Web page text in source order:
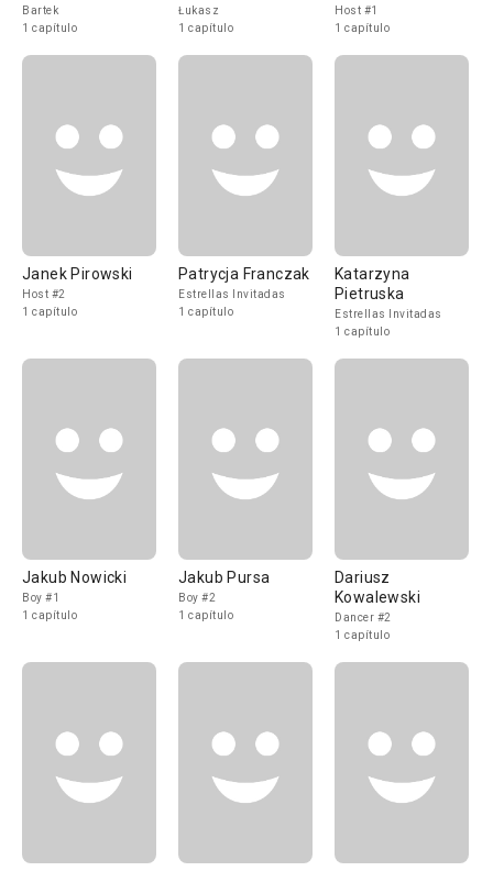
Bartek
1 capítulo
Łukasz
1 capítulo
Host #1
1 capítulo
Janek Pirowski
Host #2
1 capítulo
Patrycja Franczak
Estrellas Invitadas
1 capítulo
Katarzyna
Pietruska
Estrellas Invitadas
1 capítulo
Jakub Nowicki
Boy #1
1 capítulo
Jakub Pursa
Boy #2
1 capítulo
Dariusz
Kowalewski
Dancer #2
1 capítulo